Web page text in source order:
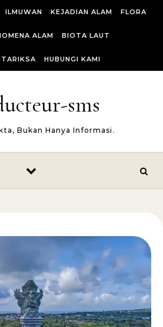
ILMUWAN KEJADIAN ALAM FLORA
ALAM BIOTA LAUT
HUBUNGI KAMI
sms
Bukan Hanya Informasi.